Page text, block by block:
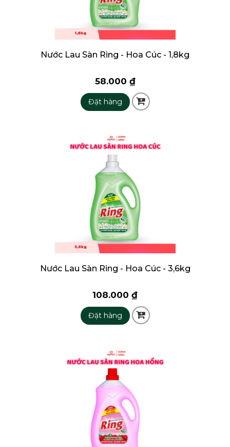
Nước Lau Sàn Ring - Hoa Cúc - 1,8kg
58.000 ₫
Đặt hàng
Nước Lau Sàn Ring - Hoa Cúc - 3,6kg
108.000 ₫
Đặt hàng